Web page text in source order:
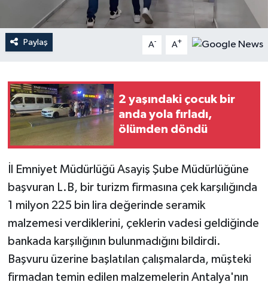
Paylaş A- A+
2 yaşındaki çocuk bir
anda yola fırladı,
ölümden döndü
İl Emniyet Müdürlüğü Asayiş Şube Müdürlüğüne
başvuran L.B, bir turizm firmasına çek karşılığında
1 milyon 225 bin lira değerinde seramik
malzemesi verdiklerini, çeklerin vadesi geldiğinde
bankada karşılığının bulunmadığını bildirdi.
Başvuru üzerine başlatılan çalışmalarda, müşteki
firmadan temin edilen malzemelerin Antalya'nın
Magazin
Öğle Bülteni
Siyaset
Sosyal medya
Teknoloji
Televizyon
Yaşam